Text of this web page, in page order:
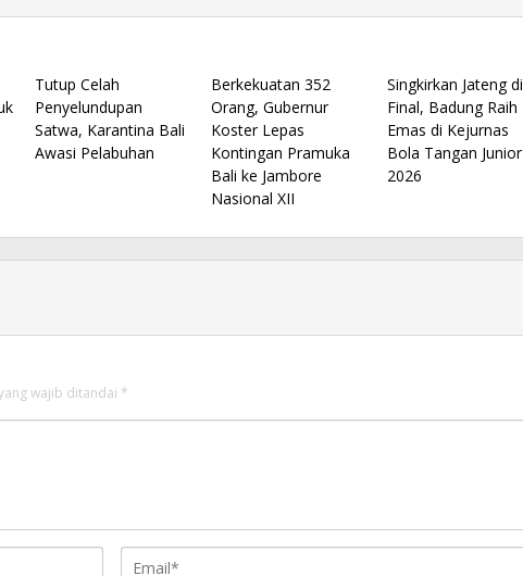
Tutup Celah
Penyelundupan
Satwa, Karantina Bali
Awasi Pelabuhan
Berkekuatan 352
Orang, Gubernur
Koster Lepas
Kontingan Pramuka
Bali ke Jambore
Nasional XII
Singkirkan Jateng di
Final, Badung Raih
Emas di Kejurnas
Bola Tangan Junior
2026
wajib ditandai *